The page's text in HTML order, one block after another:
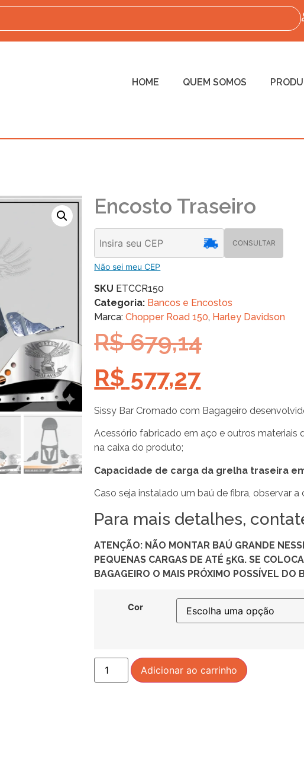
HOME QUEM SOMOS
Encosto Traseiro
CONSULTAR
Não sei meu CEP
SKU ETCCR150
Categoria: Bancos e Encostos
Marca:Chopper Road 150, Harley Davidson
R$679,14
R$ 577,27
Sissy Bar Cromado com Bagageiro
Acessório fabricado em aço e outros materiais
na caixa do produto;
Capacidade de carga da grelha traseira
Caso seja instalado um baú de fibra, observar
Para mais detalhes,
ATENÇÃO: NÃO MONTAR BAÚ GRANDE
PEQUENAS CARGAS DE ATÉ 5KG. SE
BAGAGEIRO O MAIS PRÓXIMO POSSÍVEL DO
Cor
Adicionar ao carrinho